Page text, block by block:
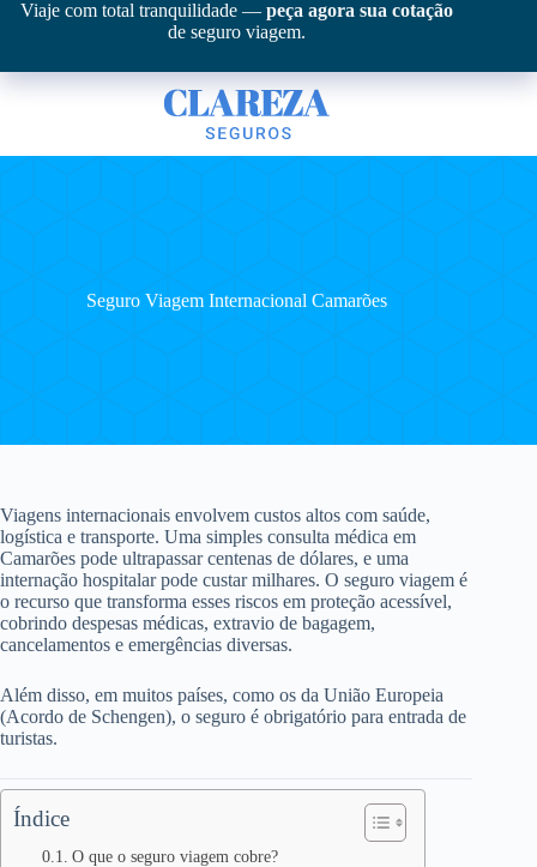
Pular
conteúdo
Viaje com total tranquilidade — peça agora sua cotação
de seguro viagem.
Seguro Viagem Internacional Camarões
Viagens internacionais envolvem custos altos com saúde,
logística e transporte. Uma simples consulta médica em
Camarões pode ultrapassar centenas de dólares, e uma
internação hospitalar pode custar milhares. O seguro viagem é
o recurso que transforma esses riscos em proteção acessível,
cobrindo despesas médicas, extravio de bagagem,
cancelamentos e emergências diversas.
Além disso, em muitos países, como os da União Europeia
(Acordo de Schengen), o seguro é obrigatório para entrada de
turistas.
Índice
O que o seguro viagem cobre?